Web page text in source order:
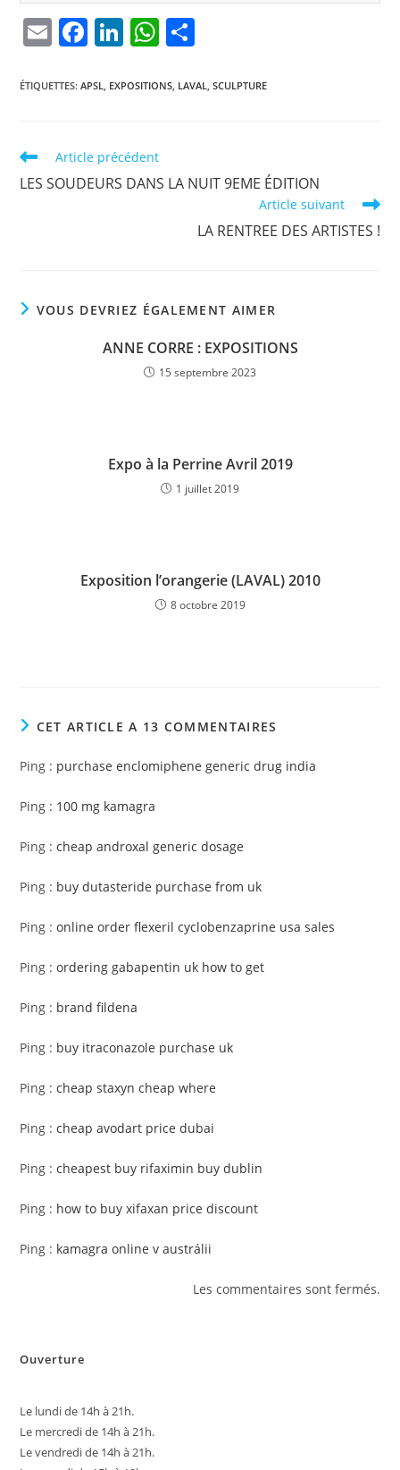
E
ai
F
c
b
o
Li
k
dI
n
W
at
p
ta
ÉTIQUETTES:APSL, EXPOSITIONS, LAVAL, SCULPTURE
Read
articles
Article précédent
LES SOUDEURS DANS LA NUIT 9EME ÉDITION
Article suivant
LA RENTREE DES ARTISTES !
VOUS DEVRIEZ ÉGALEMENT AIMER
ANNE CORRE : EXPOSITIONS
15 septembre 2023
Expo à la Perrine Avril 2019
1 juillet 2019
Exposition l’orangerie (LAVAL) 2010
8 octobre 2019
CET ARTICLE A 13 COMMENTAIRES
Ping : purchase enclomiphene generic drug india
Ping : 100 mg kamagra
Ping :cheap androxal generic dosage
Ping : buy dutasteride purchase from uk
Ping :online order flexeril cyclobenzaprine usa sales
Ping :ordering gabapentin uk how to get
Ping : brand fildena
Ping : buy itraconazole purchase uk
Ping :cheap staxyn cheap where
Ping :cheap avodart price dubai
Ping :cheapest buy rifaximin buy dublin
Ping : how to buy xifaxan price discount
Ping : kamagra online v austrálii
Les commentaires sont fermés.
Ouverture
Le lundi de 14h à 21h.
Le mercredi de 14h à 21h.
Le vendredi de 14h à 21h.